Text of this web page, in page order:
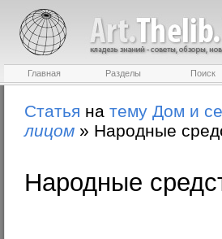
Главная Разделы Поиск
Статья на тему Дом и
лицом » Народные
Народные